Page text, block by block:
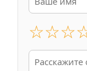
☆☆☆